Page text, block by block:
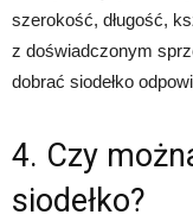
szerokość, długość,
z doświadczonym
dobrać siodełko
4. Czy
siodełko?